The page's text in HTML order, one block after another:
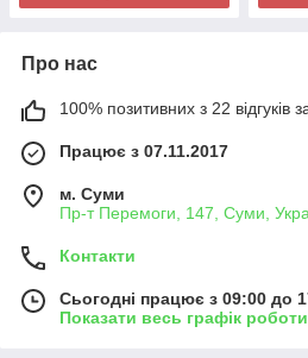
Про нас
100% позитивних з 22 відгуків
Працює з 07.11.2017
м. Суми
Пр-т Перемоги, 147, Суми,
Контакти
Сьогодні працює з 09:00 до
Показати весь графік роботи